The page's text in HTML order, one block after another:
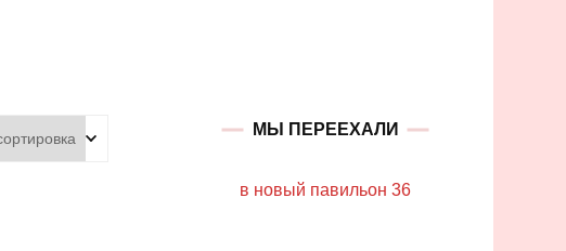
МЫ ПЕРЕЕХАЛИ
в новый павильон 36